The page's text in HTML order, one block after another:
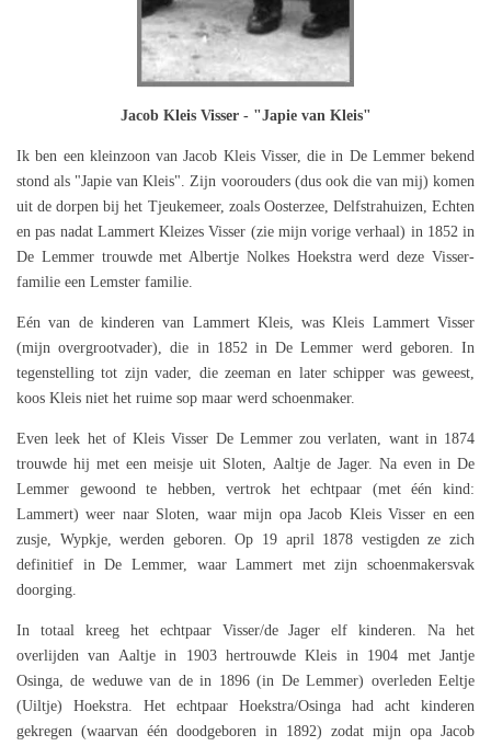
Jacob Kleis Visser - "Japie van Kleis"
Ik ben een kleinzoon van Jacob Kleis Visser, die in De Lemmer bekend
stond als "Japie van Kleis". Zijn voorouders (dus ook die van mij) komen
uit de dorpen bij het Tjeukemeer, zoals Oosterzee, Delfstrahuizen, Echten
en pas nadat Lammert Kleizes Visser (zie mijn vorige verhaal) in 1852 in
De Lemmer trouwde met Albertje Nolkes Hoekstra werd deze Visser-
familie een Lemster familie.
Eén van de kinderen van Lammert Kleis, was Kleis Lammert Visser
(mijn overgrootvader), die in 1852 in De Lemmer werd geboren. In
tegenstelling tot zijn vader, die zeeman en later schipper was geweest,
koos Kleis niet het ruime sop maar werd schoenmaker.
Even leek het of Kleis Visser De Lemmer zou verlaten, want in 1874
trouwde hij met een meisje uit Sloten, Aaltje de Jager. Na even in De
Lemmer gewoond te hebben, vertrok het echtpaar (met één kind:
Lammert) weer naar Sloten, waar mijn opa Jacob Kleis Visser en een
zusje, Wypkje, werden geboren. Op 19 april 1878 vestigden ze zich
definitief in De Lemmer, waar Lammert met zijn schoenmakersvak
doorging.
In totaal kreeg het echtpaar Visser/de Jager elf kinderen. Na het
overlijden van Aaltje in 1903 hertrouwde Kleis in 1904 met Jantje
Osinga, de weduwe van de in 1896 (in De Lemmer) overleden Eeltje
(Uiltje) Hoekstra. Het echtpaar Hoekstra/Osinga had acht kinderen
gekregen (waarvan één doodgeboren in 1892) zodat mijn opa Jacob